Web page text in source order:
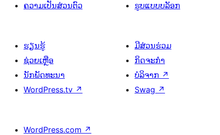
ຄວາມເປັນສ່ວນຕົວ
ຮູບແບບບລັອກ
ຮຽນຮູ້
ຊ່ວຍເຫຼືອ
ນັກພັດທະນາ
WordPress.tv ↗
ມີສ່ວນຮ່ວມ
ກິດຈະກຳ
ບໍລິຈາກ ↗
Swag ↗
WordPress.com ↗